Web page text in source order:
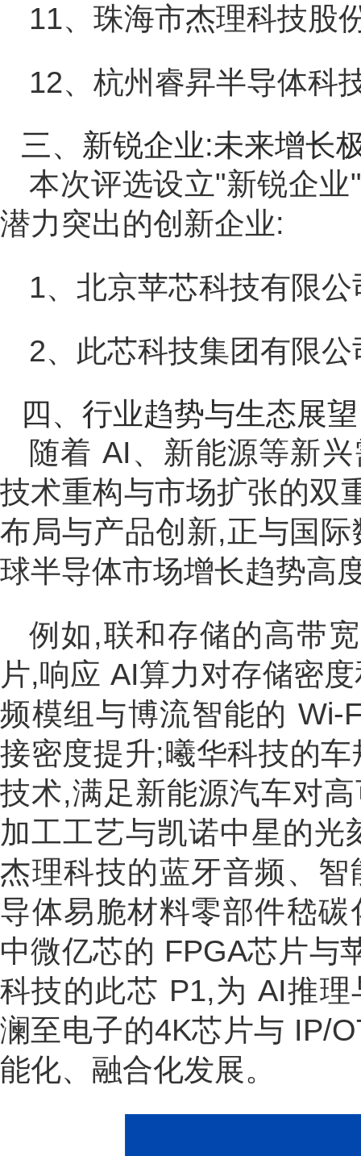
11、珠海市杰理科技股
12、杭州睿昇半导体科
三、新锐企业:未来增长
本次评选设立"新锐企
潜力突出的创新企业:
1、北京苹芯科技有限公
2、此芯科技集团有限公
四、行业趋势与生态展望
随着 AI、新能源等新
技术重构与市场扩张的双
布局与产品创新,正与国
球半导体市场增长趋势高
例如,联和存储的高带
片,响应 AI算力对存储密
频模组与博流智能的 Wi-
接密度提升;曦华科技的
技术,满足新能源汽车对
加工工艺与凯诺中星的
杰理科技的蓝牙音频、
导体易脆材料零部件嵇
中微亿芯的 FPGA芯片与
科技的此芯 P1,为 AI推
澜至电子的4K芯片与 IP/
能化、融合化发展。